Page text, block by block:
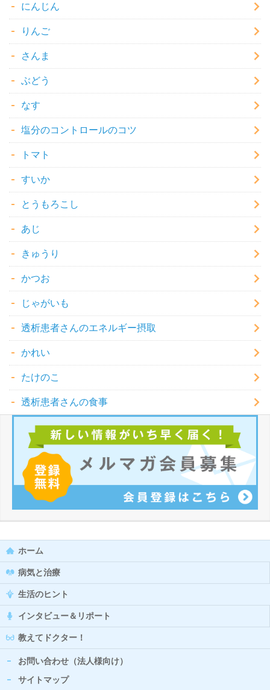
にんじん
りんご
さんま
ぶどう
なす
塩分のコントロールのコツ
トマト
すいか
とうもろこし
あじ
きゅうり
かつお
じゃがいも
透析患者さんのエネルギー摂取
かれい
たけのこ
透析患者さんの食事
ホーム
病気と治療
生活のヒント
インタビュー＆リポート
教えてドクター！
お問い合わせ（法人様向け）
サイトマップ